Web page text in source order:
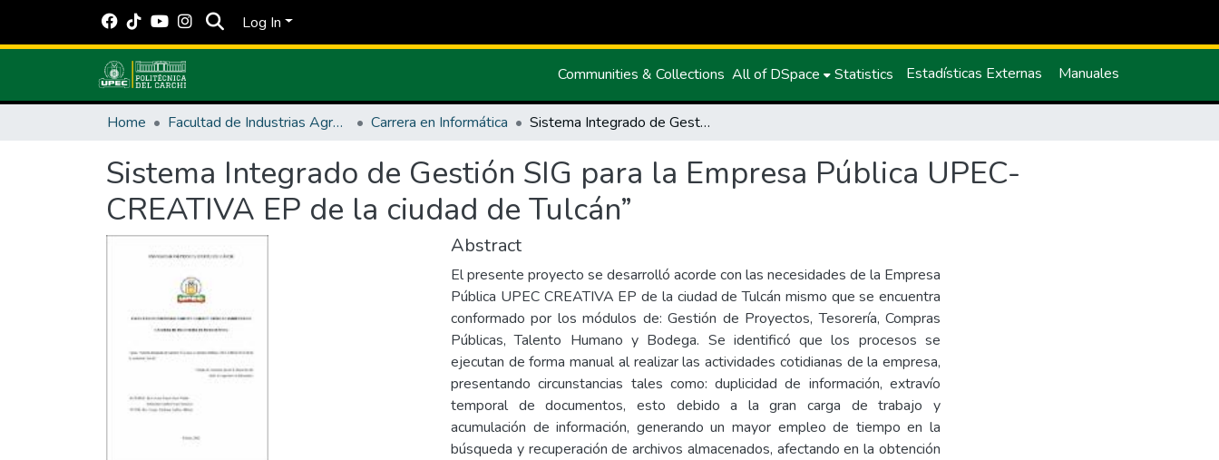
Log In
Communities & Collections All of DSpace Statistics Estadísticas Externas Manuales
Home Facultad de Industrias Agropecuarias y Ciencias Ambientales Carrera en Informática Sistema Integrado de Gestión SIG para la Empresa Pública UPEC-CREATIVA EP de la ciudad de Tulcán”
Sistema Integrado de Gestión SIG para la Empresa Pública UPEC-
CREATIVA EP de la ciudad de Tulcán”
Abstract
El presente proyecto se desarrolló acorde con las necesidades de la Empresa
Pública UPEC CREATIVA EP de la ciudad de Tulcán mismo que se encuentra
conformado por los módulos de: Gestión de Proyectos, Tesorería, Compras
Públicas, Talento Humano y Bodega. Se identificó que los procesos se
ejecutan de forma manual al realizar las actividades cotidianas de la empresa,
presentando circunstancias tales como: duplicidad de información, extravío
temporal de documentos, esto debido a la gran carga de trabajo y
acumulación de información, generando un mayor empleo de tiempo en la
búsqueda y recuperación de archivos almacenados, afectando en la obtención